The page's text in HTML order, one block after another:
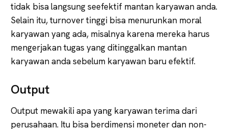
tidak bisa langsung seefektif mantan karyawan anda.
Selain itu, turnover tinggi bisa menurunkan moral
karyawan yang ada, misalnya karena mereka harus
mengerjakan tugas yang ditinggalkan mantan
karyawan anda sebelum karyawan baru efektif.
Output
Output mewakili apa yang karyawan terima dari
perusahaan. Itu bisa berdimensi moneter dan non-